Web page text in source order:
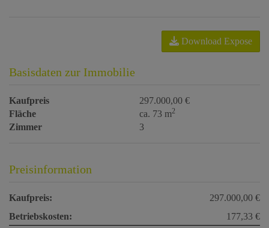
Download Expose
Basisdaten zur Immobilie
Kaufpreis
297.000,00 €
Fläche
ca. 73 m2
Zimmer 3
Preisinformation
Kaufpreis:
297.000,00 €
Betriebskosten:
177,33 €